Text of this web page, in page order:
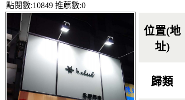
點閱數:10849 推薦數:0
位置(地
址)
歸類